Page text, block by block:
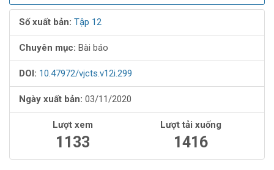
bên
bài
viết
Số xuất bản: Tập 12
Chuyên mục: Bài báo
DOI: 10.47972/vjcts.v12i.299
Ngày xuất bản: 03/11/2020
Lượt xem
1133
Lượt tải xuống
1416